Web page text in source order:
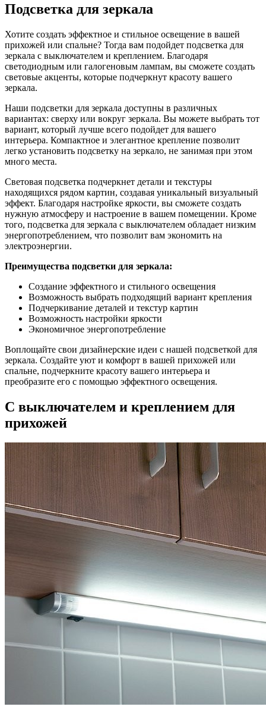
Подсветка для зеркала
Хотите создать эффектное и стильное освещение в вашей
прихожей или спальне? Тогда вам подойдет подсветка для
зеркала с выключателем и креплением. Благодаря
светодиодным или галогеновым лампам, вы сможете создать
световые акценты, которые подчеркнут красоту вашего
зеркала.
Наши подсветки для зеркала доступны в различных
вариантах: сверху или вокруг зеркала. Вы можете выбрать тот
вариант, который лучше всего подойдет для вашего
интерьера. Компактное и элегантное крепление позволит
легко установить подсветку на зеркало, не занимая при этом
много места.
Световая подсветка подчеркнет детали и текстуры
находящихся рядом картин, создавая уникальный визуальный
эффект. Благодаря настройке яркости, вы сможете создать
нужную атмосферу и настроение в вашем помещении. Кроме
того, подсветка для зеркала с выключателем обладает низким
энергопотреблением, что позволит вам экономить на
электроэнергии.
Преимущества подсветки для зеркала:
Создание эффектного и стильного освещения
Возможность выбрать подходящий вариант крепления
Подчеркивание деталей и текстур картин
Возможность настройки яркости
Экономичное энергопотребление
Воплощайте свои дизайнерские идеи с нашей подсветкой для
зеркала. Создайте уют и комфорт в вашей прихожей или
спальне, подчеркните красоту вашего интерьера и
преобразите его с помощью эффектного освещения.
С выключателем и креплением для
прихожей